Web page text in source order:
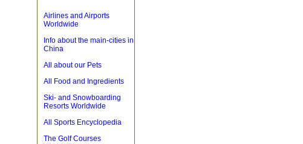
Airlines and Airports
Worldwide
Info about the main-cities in
China
All about our Pets
All Food and Ingredients
Ski- and Snowboarding
Resorts Worldwide
All Sports Encyclopedia
The Golf Courses